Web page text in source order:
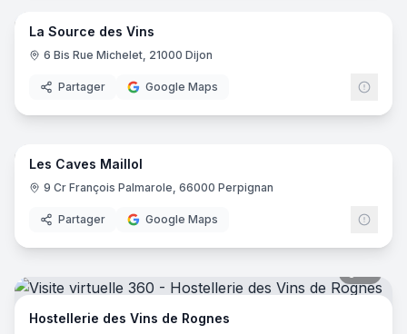
La Source des Vins
6 Bis Rue Michelet, 21000 Dijon
Partager Google Maps
11
Les Caves Maillol
9 Cr François Palmarole, 66000 Perpignan
Partager Google Maps
Hostellerie des Vins de Rognes